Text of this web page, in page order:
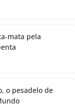
mata pela
o pesadelo de